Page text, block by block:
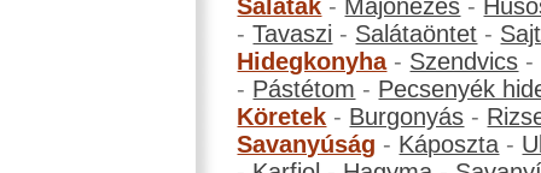
Saláták - Majonézes -
-Tavaszi - Salátaöntet -
Hidegkonyha- Szendvics -
- Pástétom - Pecsenyék
Köretek - Burgonyás -
Savanyúság - Káposzta -